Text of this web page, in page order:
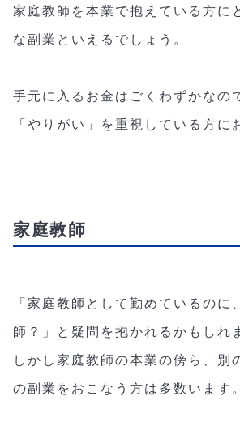
家庭教師を本業で抱えている方に
な副業といえるでしょう。
手元に入るお金はごくわずかなの
「やりがい」を重視している方に
家庭教師
「家庭教師として勤めているのに
師？」と疑問を抱かれるかもしれ
しかし家庭教師の本業の傍ら、別
の副業をおこなう方は多数います。